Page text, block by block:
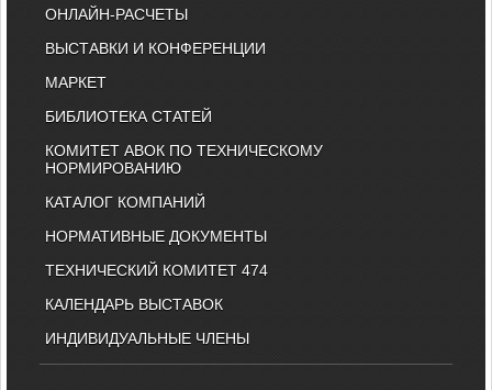
ОНЛАЙН-РАСЧЕТЫ
ВЫСТАВКИ И КОНФЕРЕНЦИИ
МАРКЕТ
БИБЛИОТЕКА СТАТЕЙ
КОМИТЕТ АВОК ПО ТЕХНИЧЕСКОМУ
НОРМИРОВАНИЮ
КАТАЛОГ КОМПАНИЙ
НОРМАТИВНЫЕ ДОКУМЕНТЫ
ТЕХНИЧЕСКИЙ КОМИТЕТ 474
КАЛЕНДАРЬ ВЫСТАВОК
ИНДИВИДУАЛЬНЫЕ ЧЛЕНЫ